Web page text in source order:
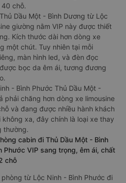
chỗ.
Dầu Một - Bình Dương từ Lộc
giường nằm VIP này được thiết
Kích thước dài hơn dòng xe
một chút. Tuy nhiên tại mỗi
màn hình led, và đèn đọc
bọc da êm ái, tương đương
- Bình Phước Thủ Dầu Một -
phải chăng hơn dòng xe limousine
và đang được nhiều hành khách
xa, đây chính là loại xe thay
thường.
cabin đi Thủ Dầu Một - Bình
Phước VIP sang trọng, êm ái, chất
chỗ
từ Lộc Ninh - Bình Phước đi